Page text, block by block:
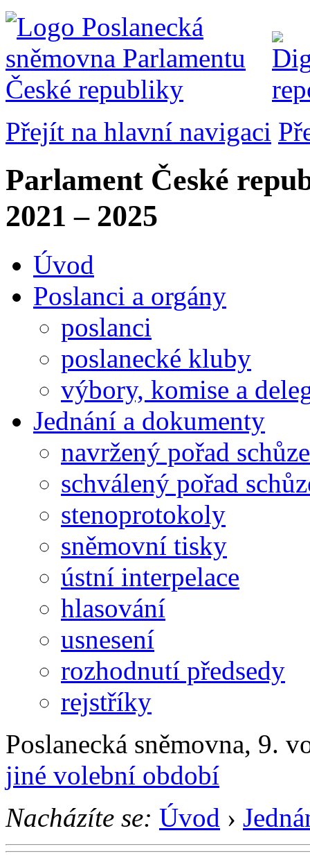
Přejít na hlavní navigaci
Parlament České
2021 – 2025
Úvod
Poslanci a orgány
poslanci
poslanecké kluby
výbory, komise a
Jednání a dokumenty
navržený pořad schůze
schválený pořad
stenoprotokoly
sněmovní tisky
ústní interpelace
hlasování
usnesení
rozhodnutí předsedy
rejstříky
Poslanecká sněmovna, 9.
jiné volební období
Nacházíte se: Úvod ›